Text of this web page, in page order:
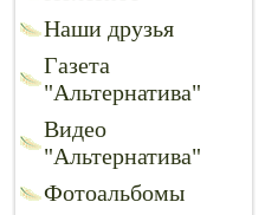
Наши друзья
Газета
"Альтернатива"
Видео
"Альтернатива"
Фотоальбомы